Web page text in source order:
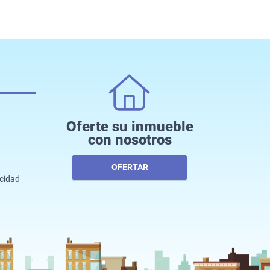
Oferte su inmueble
con nosotros
OFERTAR